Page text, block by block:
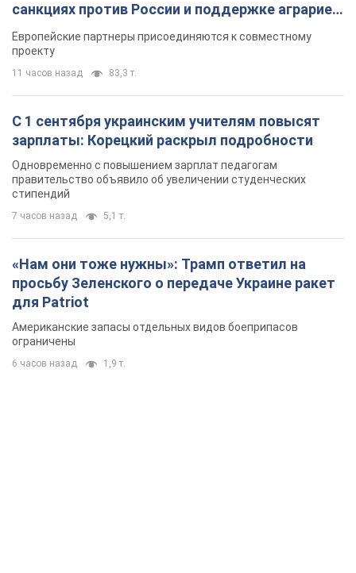
санкциях против России и поддержке аграриев.
Видео
Европейские партнеры присоединяются к совместному
проекту
11 часов назад 83,3 т.
С 1 сентября украинским учителям повысят
зарплаты: Корецкий раскрыл подробности
Одновременно с повышением зарплат педагогам
правительство объявило об увеличении студенческих
стипендий
7 часов назад 5,1 т.
«Нам они тоже нужны»: Трамп ответил на
просьбу Зеленского о передаче Украине ракет
для Patriot
Американские запасы отдельных видов боеприпасов
ограничены
6 часов назад 1,9 т.